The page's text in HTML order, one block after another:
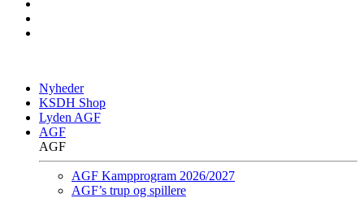
Nyheder
KSDH Shop
Lyden AGF
AGF
AGF
AGF Kampprogram 2026/2027
AGF’s trup og spillere